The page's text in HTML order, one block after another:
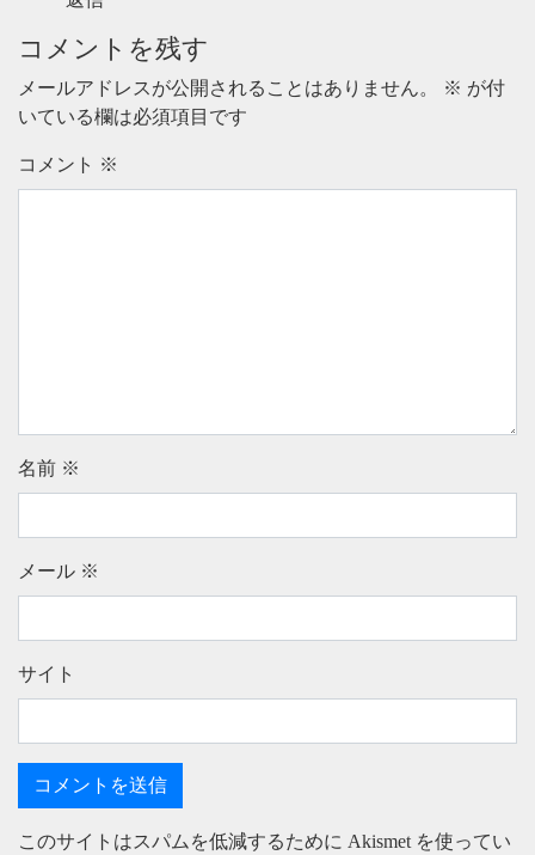
コメントを残す
メールアドレスが公開されることはありません。 ※ が付
いている欄は必須項目です
コメント ※
名前 ※
メール ※
サイト
このサイトはスパムを低減するために Akismet を使ってい